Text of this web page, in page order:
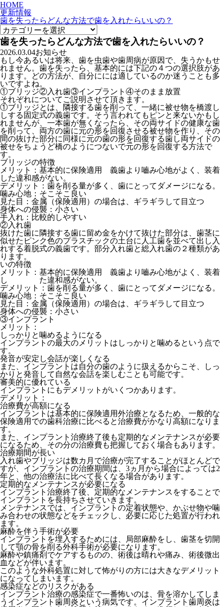
HOME
更新情報
歯を失ったらどんな方法で歯を入れたらいいの？
歯を失ったらどんな方法で歯を入れたらいいの？
2026.03.04お知らせ
もし今あるいは将来、歯を虫歯や歯周病が原因で、失うかもせ
れません。歯を失ったら、基本的には下記の４つの選択肢があ
ります。どの方法が、自分にには適しているのか迷うことも多
いですよね。
①ブリッジ②入れ歯③インプラント④そのまま放置
それぞれについてご説明させて頂きます。
①ブリッジとは、隣接する歯を削って、一緒に被せ物を橋渡し
しする固定式の義歯です。そう言われてもピンと来ないかもし
れませんが、一本歯が無くなったら、その両サイドの健康な歯
を削って、両方の歯に元の形を回復させる被せ物を作り、その
間の抜けた部分に同様に元の歯の形を回復する歯し両サイドの
被せをちょうど橋のようにつないで元の形を回復する方法で
す。
ブリッジの特徴
メリット：基本的に保険適用 義歯より嚙み心地がよく、装着
した違和感がない。
デメリット：歯を削る量が多く、歯にとってダメージになる。
噛み心地：そこそこ良い
見た目：金属（保険適用）の場合は、ギラギラして目立つ
身体への侵襲：小さい
手入れ：比較的しやすい
②入れ歯
抜けた歯に隣接する歯に留め金をかけて抜けた部分は、歯茎に
似せたピンク色のプラスチックの土台に人工歯を並べて出し入
れする着脱式の義歯です。部分入れ歯と総入れ歯の２種類があ
ります。
いの特徴
メリット：基本的に保険適用 義歯より嚙み心地がよく、装着
し た違和感がない。
デメリット：歯を削る量が多く、歯にとってダメージになる。
噛み心地：そこそこ良い
見た目：金属（保険適用）の場合は、ギラギラして目立つ
身体への侵襲：小さい
③インプラント
メリット：
しっかりと噛めるようになる
インプラントの最大のメリットはしっかりと噛めるという点で
す。
発音が安定し会話が楽しくなる
また、インプラントは自分の歯のように扱えるからこそ、しっ
かりと発音して自然な会話を楽しむことも可能です。
審美的に優れている
インプラントにもデメリットがいくつかあります。
デメリット：
治療費が高額になる
インプラントは基本的に保険適用外治療となるため、一般的な
保険適用での歯科治療に比べると治療費がかなり高額になりま
す。
また、インプラント治療終了後も定期的なメンテナンスが必要
になるため、その分の治療費も把握しておく場合もあります。
治療期間が長い
入れ歯やブリッジは数カ月で治療が完了することがほとんどで
すが、インプラントの治療期間は、3ヵ月から場合によっては2
年と、他の治療法に比べて長くなる場合があります。
定期的なメンテナンスが必要になる
インプラント治療終了後、定期的なメンテナンスをすることで
インプラントを長持ちさせていきます。
メンテナンスでは、インプラントの定着状態や、かぶせ物や噛
み合わせの状態などをチェックし、必要に応じた処置が行われ
ます。
麻酔を伴う手術が必要
インプラントを埋入するためには、局部麻酔をし、歯茎を切開
して顎の骨を削る外科手術が必要になります。
麻酔や鎮痛剤でケアするものの、術後は晴れや痛み、術後微出
血などが伴います。
このような外科処置に対して怖がりの方には大きなデメリット
になってしまいます。
感染症などのリスクがある
インプラント治療の感染症で一番怖いのは、骨を溶かしてしま
うインプラント歯周炎という病気です。インプラント歯周炎は